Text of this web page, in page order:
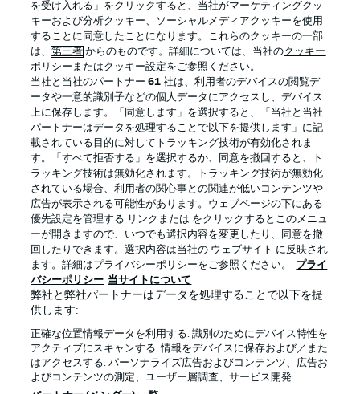
Football as it's meant to be
BUNDESLIGA APP
Official Partners
プライバシー・ポリシー 優先設定を管理する
を受け入れる」をクリックすると、当社がマーケティングクッ
キーおよび分析クッキー、ソーシャルメディアクッキーを使用
することに同意したことになります。これらのクッキーの一部
は、第三者 からのものです。詳細については、当社のクッキー
ポリシー またはクッキー設定をご参照ください。
当社と当社のパートナー61 社は、利用者のデバイスの閲覧デ
ータや一意的識別子などの個人データにアクセスし、デバイス
上に保存します。「同意します」を選択すると、「当社と当社
パートナーはデータを処理することで以下を提供します」に記
載されている目的に対してトラッキング技術が有効化されま
す。「すべて拒否する」を選択するか、同意を撤回すると、ト
ラッキング技術は無効化されます。トラッキング技術が無効化
されている場合、利用者の関心事との関連が低いコンテンツや
広告が表示される可能性があります。ウェブページの下にある
優先設定を管理する リンクまたは をクリックするとこのメニュ
ーが開きますので、いつでも選択内容を変更したり、同意を撤
回したりできます。選択内容は当社の ウェブサイト に反映され
ます。詳細はプライバシーポリシーをご参照ください。
プライ
バシーポリシー 当サイトについて
弊社と弊社パートナーはデータを処理することで以下を提
供します:
正確な位置情報データを利用する. 識別のためにデバイス特性を
アクティブにスキャンする. 情報をデバイスに保存および／また
はアクセスする. パーソナライズ広告およびコンテンツ、広告お
よびコンテンツの測定、ユーザー層調査、サービス開発.